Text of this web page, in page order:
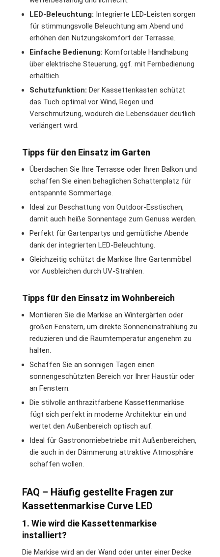
LED-Beleuchtung: Integrierte LED-Leisten sorgen
für stimmungsvolle Beleuchtung am Abend und
erhöhen den Nutzungskomfort der Terrasse.
Einfache Bedienung: Komfortable Handhabung
über elektrische Steuerung, ggf. mit Fernbedienung
erhältlich.
Schutzfunktion: Der Kassettenkasten schützt
das Tuch optimal vor Wind, Regen und
Verschmutzung, wodurch die Lebensdauer deutlich
verlängert wird.
Tipps für den Einsatz im Garten
Überdachen Sie Ihre Terrasse oder Ihren Balkon und
schaffen Sie einen behaglichen Schattenplatz für
entspannte Sommertage.
Ideal zur Beschattung von Outdoor-Esstischen,
damit auch heiße Sonnentage zum Genuss werden.
Perfekt für Gartenpartys und gemütliche Abende
dank der integrierten LED-Beleuchtung.
Gleichzeitig schützt die Markise Ihre Gartenmöbel
vor Ausbleichen durch UV-Strahlen.
Tipps für den Einsatz im Wohnbereich
Montieren Sie die Markise an Wintergärten oder
großen Fenstern, um direkte Sonneneinstrahlung zu
reduzieren und die Raumtemperatur angenehm zu
halten.
Schaffen Sie an sonnigen Tagen einen
sonnengeschützten Bereich vor Ihrer Haustür oder
an Fenstern.
Die stilvolle anthrazitfarbene Kassettenmarkise
fügt sich perfekt in moderne Architektur ein und
wertet den Außenbereich optisch auf.
Ideal für Gastronomiebetriebe mit Außenbereichen,
die auch in der Dämmerung attraktive Atmosphäre
schaffen wollen.
FAQ – Häufig gestellte Fragen zur
Kassettenmarkise Curve LED
1. Wie wird die Kassettenmarkise
installiert?
Die Markise wird an der Wand oder unter einer Decke